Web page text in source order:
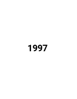
1997